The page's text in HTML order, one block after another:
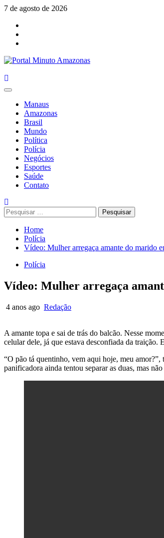
Skip
content
7 de agosto de 2026
Primary
Manaus
Amazonas
Brasil
Mundo
Política
Polícia
Negócios
Esportes
Saúde
Contato
Pesquisar
por:
Home
Polícia
Vídeo: Mulher arregaça amante do marido
Polícia
Vídeo: Mulher arregaça
4 anos ago Redação
A amante topa e sai de trás do balcão. Nesse
celular dele, já que estava desconfiada da traição.
“O pão tá quentinho, vem aqui hoje, meu
panificadora ainda tentou separar as duas, mas